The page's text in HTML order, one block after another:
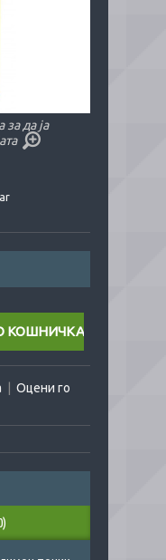
да ја
Оцени го